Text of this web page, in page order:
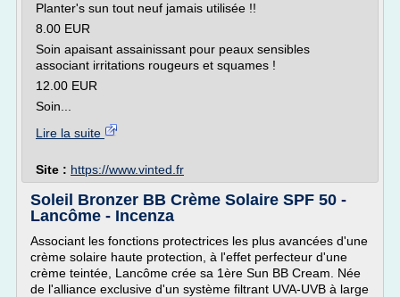
Planter's sun tout neuf jamais utilisée !!
8.00 EUR
Soin apaisant assainissant pour peaux sensibles
associant irritations rougeurs et squames !
12.00 EUR
Soin...
Lire la suite
Site : https://www.vinted.fr
Soleil Bronzer BB Crème Solaire SPF 50 -
Lancôme - Incenza
Associant les fonctions protectrices les plus avancées d'une
crème solaire haute protection, à l'effet perfecteur d'une
crème teintée, Lancôme crée sa 1ère Sun BB Cream. Née
de l'alliance exclusive d'un système filtrant UVA-UVB à large